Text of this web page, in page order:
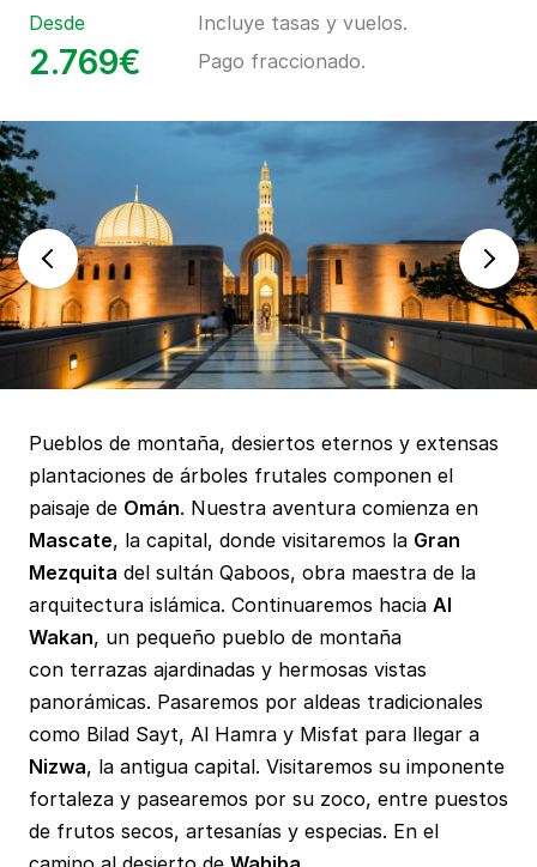
Desde
2.769€
Incluye tasas y vuelos.
Pago fraccionado.
Pueblos de montaña, desiertos eternos y extensas
plantaciones de árboles frutales componen el
paisaje de Omán. Nuestra aventura comienza en
Mascate, la capital, donde visitaremos la Gran
Mezquita del sultán Qaboos, obra maestra de la
arquitectura islámica. Continuaremos hacia Al
Wakan, un pequeño pueblo de montaña
con terrazas ajardinadas y hermosas vistas
panorámicas. Pasaremos por aldeas tradicionales
como Bilad Sayt, Al Hamra y Misfat para llegar a
Nizwa, la antigua capital. Visitaremos su imponente
fortaleza y pasearemos por su zoco, entre puestos
de frutos secos, artesanías y especias. En el